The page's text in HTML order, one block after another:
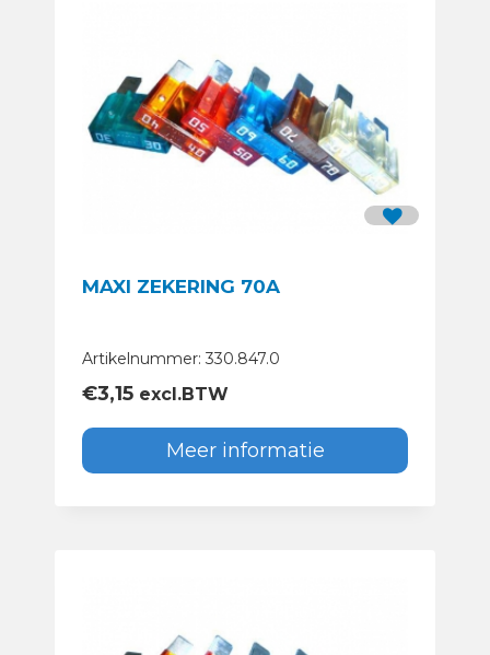
MAXI ZEKERING 70A
Artikelnummer: 330.847.0
€3,15 excl.BTW
Meer informatie